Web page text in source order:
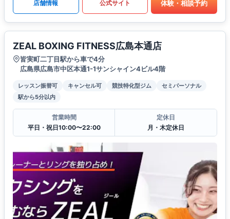
店舗情報 公式サイト 体験・相談予約
ZEAL BOXING FITNESS広島本通店
皆実町二丁目駅から車で4分
広島県広島市中区本通1-1サンシャイン4ビル4階
レッスン振替可 キャンセル可 競技特化型ジム
セミパーソナル
駅から5分以内
営業時間
平日・祝日10:00〜22:00
定休日
月・木定休日